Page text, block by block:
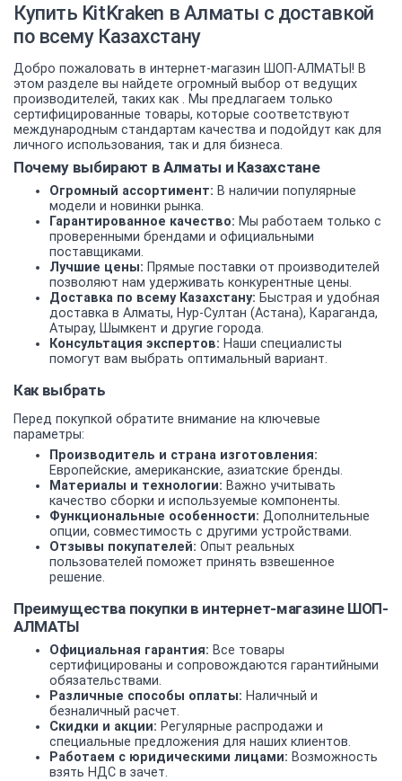
Купить KitKraken в Алматы с доставкой
по всему Казахстану
Добро пожаловать в интернет-магазин ШОП-АЛМАТЫ! В
этом разделе вы найдете огромный выбор от ведущих
производителей, таких как . Мы предлагаем только
сертифицированные товары, которые соответствуют
международным стандартам качества и подойдут как для
личного использования, так и для бизнеса.
Почему выбирают в Алматы и Казахстане
Огромный ассортимент: В наличии популярные
модели и новинки рынка.
Гарантированное качество: Мы работаем только с
проверенными брендами и официальными
поставщиками.
Лучшие цены: Прямые поставки от производителей
позволяют нам удерживать конкурентные цены.
Доставка по всему Казахстану: Быстрая и удобная
доставка в Алматы, Нур-Султан (Астана), Караганда,
Атырау, Шымкент и другие города.
Консультация экспертов: Наши специалисты
помогут вам выбрать оптимальный вариант.
Как выбрать
Перед покупкой обратите внимание на ключевые
параметры:
Производитель и страна изготовления:
Европейские, американские, азиатские бренды.
Материалы и технологии: Важно учитывать
качество сборки и используемые компоненты.
Функциональные особенности: Дополнительные
опции, совместимость с другими устройствами.
Отзывы покупателей: Опыт реальных
пользователей поможет принять взвешенное
решение.
Преимущества покупки в интернет-магазине ШОП-
АЛМАТЫ
Официальная гарантия: Все товары
сертифицированы и сопровождаются гарантийными
обязательствами.
Различные способы оплаты: Наличный и
безналичный расчет.
Скидки и акции: Регулярные распродажи и
специальные предложения для наших клиентов.
Работаем с юридическими лицами: Возможность
взять НДС в зачет.